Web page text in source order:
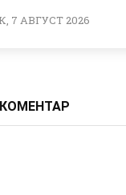
7 АВГУСТ 2026